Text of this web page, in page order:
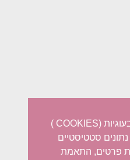
לידיעתך אנו עושים שימוש בעוגיות (COOKIES )
סטטיסטיים
פרטים, התאמת